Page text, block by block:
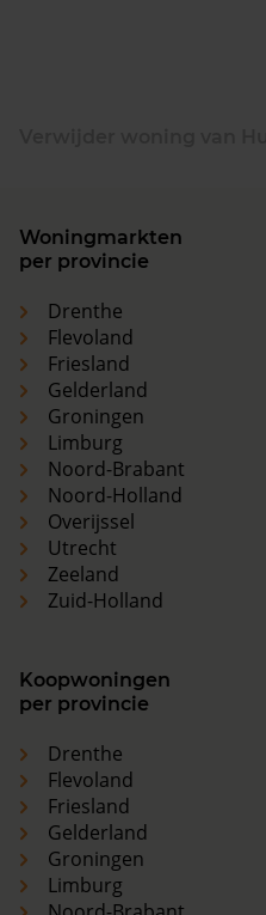
Woningmarkten
per provincie
Drenthe
Flevoland
Friesland
Gelderland
Groningen
Limburg
Noord-Brabant
Noord-Holland
Overijssel
Utrecht
Zeeland
Zuid-Holland
Koopwoningen
per provincie
Drenthe
Flevoland
Friesland
Gelderland
Groningen
Limburg